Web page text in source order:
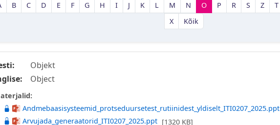
B C D E F G H I J K L M N O P R S Z T
X
Kõik
Objekt
Object
Andmebaasisysteemid_protseduursetest_rutiinidest_yldiselt_ITI0207_2025.ppt
Arvujada_generaatorid_ITI0207_2025.ppt [1320 KB]